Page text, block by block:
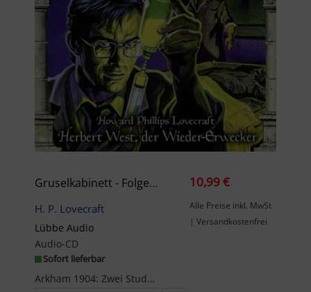
Gruselkabinett - Folge 150
H. P. Lovecraft
Lübbe Audio
Audio-CD
Sofort lieferbar
Arkham 1904: Zwei Studenten der medizinischen Fakultät der Miskatonic University wagen sich trotz...
10,99 €
Alle Preise inkl. MwSt
| Versandkostenfrei